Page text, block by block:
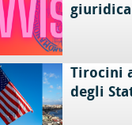
giuridica
Tirocini
degli